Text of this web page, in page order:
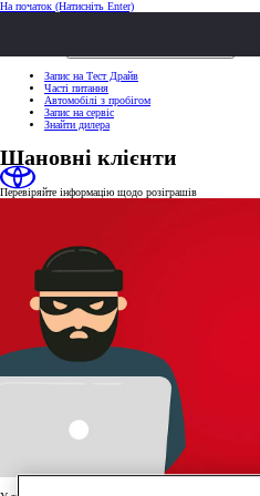
На початок (Натисніть Enter)
Запис на Тест Драйв
Часті питання
Автомобілі з пробігом
Запис на сервіс
Знайти дилера
Шановні клієнти
Перевіряйте інформацію щодо розіграшів